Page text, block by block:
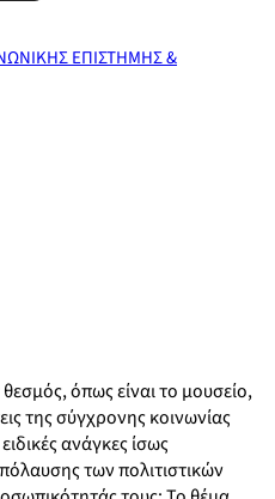
ΕΠΙΣΤΗΜΗΣ &
όπως είναι το μουσείο,
της σύγχρονης κοινωνίας
ανάγκες ίσως
των πολιτιστικών